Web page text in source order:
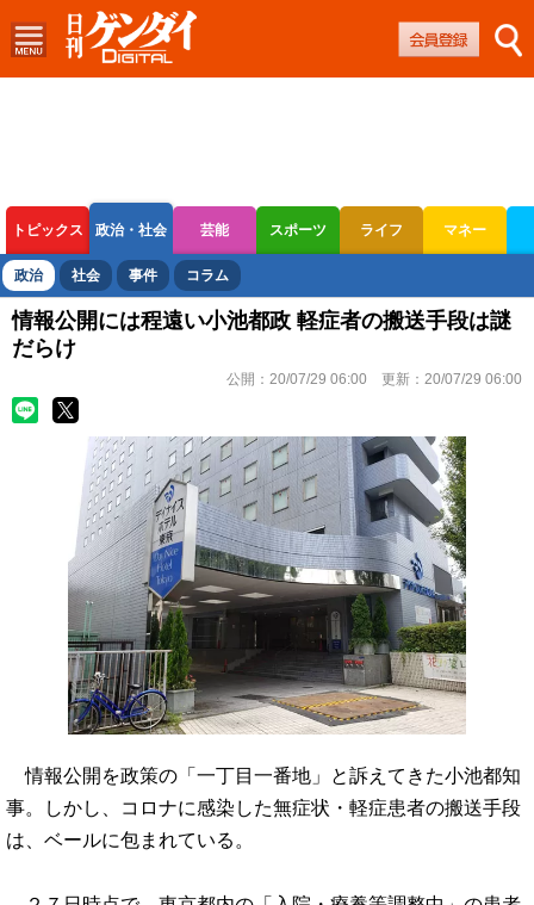
トピックス 政治・社会 芸能 スポーツ ライフ マネー
ボートレース 競輪 オートレース
政治 社会 事件 コラム
情報公開には程遠い小池都政 軽症者の搬送手段は謎
だらけ
公開： 20/07/29 06:00 更新： 20/07/29 06:00
情報公開を政策の「一丁目一番地」と訴えてきた小池都知
事。しかし、コロナに感染した無症状・軽症患者の搬送手段
は、ベールに包まれている。